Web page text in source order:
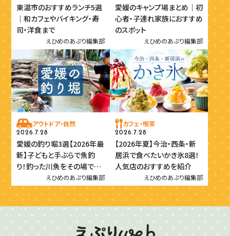
東温市のおすすめランチ5選
｜和カフェやバイキング・寿
司・洋食まで
えひめのあぷり編集部
愛媛のキャンプ場まとめ｜初
心者・子連れ家族におすすめ
のスポット
えひめのあぷり編集部
アウトドア・自然
2026.7.28
愛媛の釣り堀3選【2026年最
新】子どもと手ぶらで魚釣
り！釣った川魚をその場で味
えひめのあぷり編集部
カフェ・喫茶
2026.7.28
【2026年夏】今治・西条・新
居浜で食べたいかき氷8選！
人気店のおすすめを紹介
えひめのあぷり編集部